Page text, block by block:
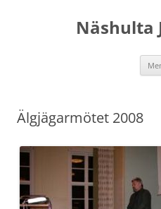
Näshulta
Älgjägarmötet 2008